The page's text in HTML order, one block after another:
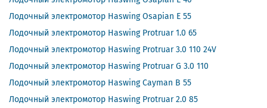
Лодочный электромотор Haswing Osapian E 55
Лодочный электромотор Haswing Protruar 1.0 65
Лодочный электромотор Haswing Protruar 3.0 110 24V
Лодочный электромотор Haswing Protruar G 3.0 110
Лодочный электромотор Haswing Cayman B 55
Лодочный электромотор Haswing Protruar 2.0 85